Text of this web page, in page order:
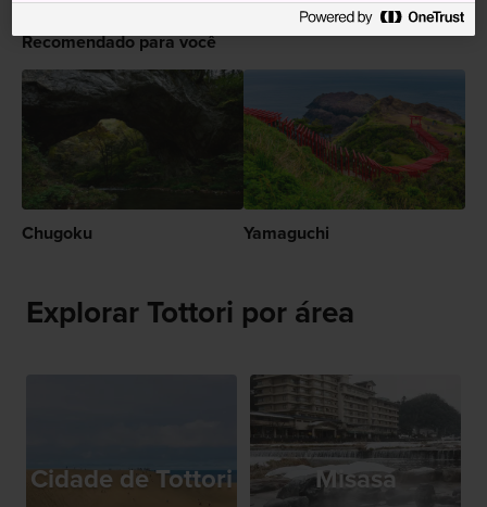
Recomendado para você
Chugoku Yamaguchi
Explorar Tottori por área
Cidade de Tottori Misasa